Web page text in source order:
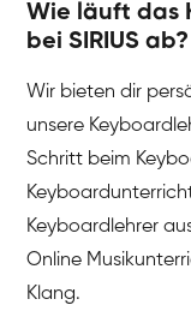
Wie läuft das
bei SIRIUS ab?
Wir bieten dir
unsere
Schritt beim
Keyboardlehrer
Online
Klang.